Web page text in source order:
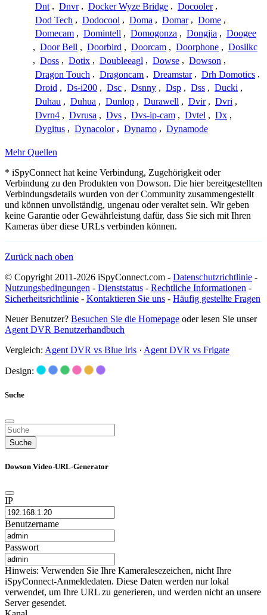
Dnt , Dnvr , Docker Wyze Bridge , Docooler ,
Dod Tech , Dodocool , Doma , Domar , Dome ,
Domecam , Domintell , Domogonza , Dongjia , Doogee
, Door Bell , Doorbird , Doorcam , Doorphone , Dosilkc
, Doss , Dotix , Doubleeagl , Dowse , Dowson ,
Dragon Touch , Dragoncam , Dreamstar , Drh Domotics ,
Droid , Ds-i200 , Dsc , Dsnny , Dsp , Dss , Ducki ,
Duhau , Duhua , Dunlop , Durawell , Dvir , Dvri ,
Dvrn4 , Dvrusa , Dvs , Dvs-ip-cam , Dvtel , Dx ,
Dygitus , Dynacolor , Dynamo , Dynamode
Mehr Quellen
* iSpyConnect hat keine Verbindung, Zugehörigkeit oder
Verbindung zu den Produkten von Dowson. Die hier bereitgestellten
Verbindungsdetails wurden von der Community zusammengestellt
und können unvollständig, ungenau oder veraltet sein. Wir geben
keine Garantie oder Gewährleistung dafür, dass Sie sich mit Ihren
Kameras über diese URLs verbinden können.
Zurück nach oben
© Copyright 2011-2026 iSpyConnect.com - Datenschutzrichtlinie -
Nutzungsbedingungen - Dienststatus - Rechtliche Informationen -
Sicherheitsrichtlinie - Kontaktieren Sie uns - Häufig gestellte Fragen
Neuer Benutzer? Besuchen Sie die Homepage oder lesen Sie unser
Agent DVR Benutzerhandbuch
Vergleich: Agent DVR vs Blue Iris · Agent DVR vs Frigate
Design:
Suche
Suche
Dowson Video-URL-Generator
IP
Benutzername
Passwort
Hinweis: Verwenden Sie Ihre Kameralesezeichen, nicht Ihre
iSpyConnect-Anmeldedaten. Diese Daten werden nur lokal
verwendet, um Ihre URL zu generieren, und werden nicht an unsere
Server gesendet.